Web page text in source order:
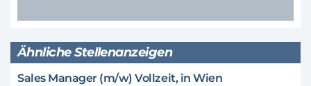
Ähnliche Stellenanzeigen
Sales Manager (m/w) Vollzeit, in Wien